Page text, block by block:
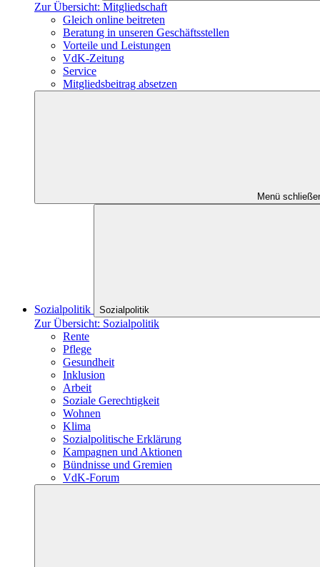
Zur Übersicht: Mitgliedschaft
Gleich online beitreten
Beratung in unseren Geschäftsstellen
Vorteile und Leistungen
VdK-Zeitung
Service
Mitgliedsbeitrag absetzen
Menü
Sozialpolitik Sozialpolitik
Zur Übersicht: Sozialpolitik
Rente
Pflege
Gesundheit
Inklusion
Arbeit
Soziale Gerechtigkeit
Wohnen
Klima
Sozialpolitische Erklärung
Kampagnen und Aktionen
Bündnisse und Gremien
VdK-Forum